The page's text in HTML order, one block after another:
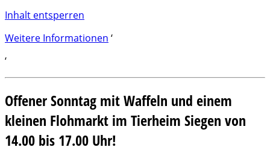
Inhalt entsperren
Weitere Informationen ‘
‘
Offener Sonntag mit Waffeln und einem
kleinen Flohmarkt im Tierheim Siegen von
14.00 bis 17.00 Uhr!